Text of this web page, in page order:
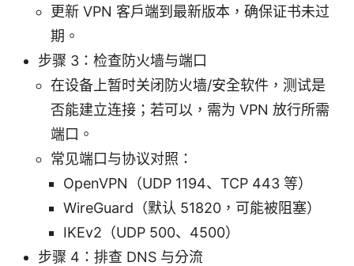
更新 VPN 客户端到最新版本，确保证书未过
期。
步骤 3：检查防火墙与端口
在设备上暂时关闭防火墙/安全软件，测试是
否能建立连接；若可以，需为 VPN 放行所需
端口。
常见端口与协议对照：
OpenVPN（UDP 1194、TCP 443 等）
WireGuard（默认 51820，可能被阻塞）
IKEv2（UDP 500、4500）
步骤 4：排查 DNS 与分流